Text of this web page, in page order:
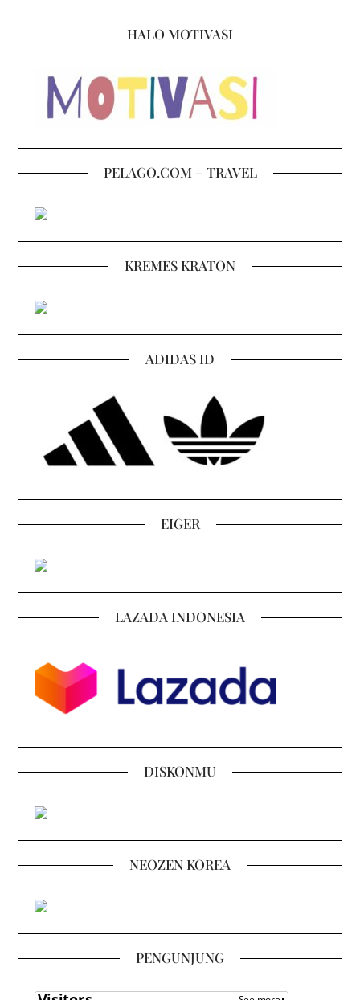
HALO MOTIVASI
PELAGO.COM – TRAVEL
KREMES KRATON
ADIDAS ID
EIGER
LAZADA INDONESIA
DISKONMU
NEOZEN KOREA
PENGUNJUNG